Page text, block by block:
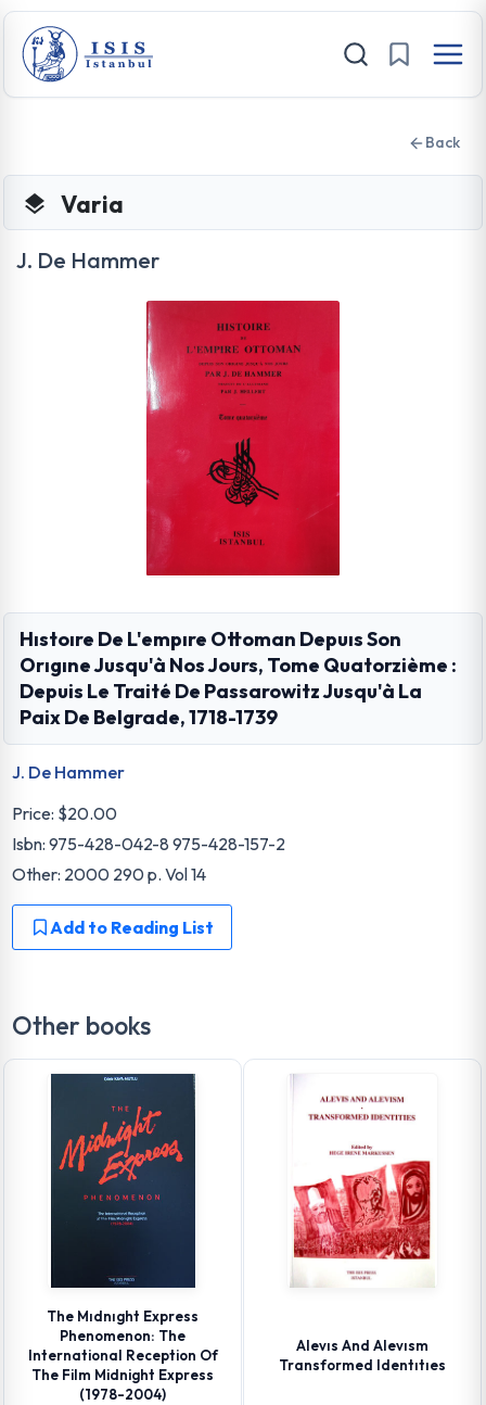
Back
Varia
J. De Hammer
Hıstoıre De L'empıre Ottoman Depuıs Son
Orıgıne Jusqu'à Nos Jours, Tome Quatorzième :
Depuis Le Traité De Passarowitz Jusqu'à La
Paix De Belgrade, 1718-1739
J. De Hammer
Price: $20.00
Isbn: 975-428-042-8 975-428-157-2
Other: 2000 290 p. Vol 14
Add to Reading List
Other books
The Mıdnıght Express
Phenomenon: The
International Reception Of
The Film Midnight Express
(1978-2004)
Alevıs And Alevısm
Transformed Identıtıes